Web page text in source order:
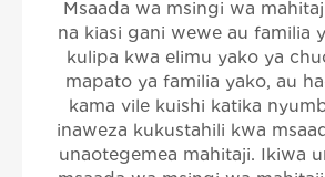
Msaada wa msingi wa
na kiasi gani wewe au familia
kulipa kwa elimu yako ya
mapato ya familia yako, au
kama vile kuishi katika
inaweza kukustahili kwa
unaotegemea mahitaji. Ikiwa